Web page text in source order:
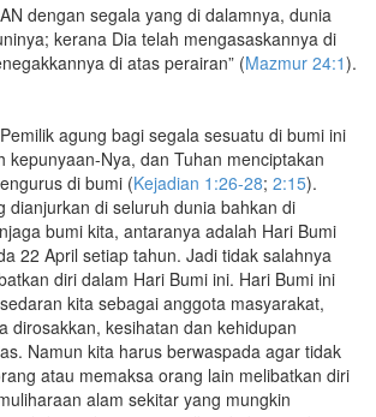
dengan segala yang di dalamnya, dunia
kerana Dia telah mengasaskannya di
di atas perairan” (Mazmur 24:1).
agung bagi segala sesuatu di bumi ini
kepunyaan-Nya, dan Tuhan menciptakan
di bumi (Kejadian 1:26-28; 2:15).
dianjurkan di seluruh dunia bahkan di
bumi kita, antaranya adalah Hari Bumi
22 April setiap tahun. Jadi tidak salahnya
diri dalam Hari Bumi ini. Hari Bumi ini
kita sebagai anggota masyarakat,
dirosakkan, kesihatan dan kehidupan
Namun kita harus berwaspada agar tidak
atau memaksa orang lain melibatkan diri
alam sekitar yang mungkin